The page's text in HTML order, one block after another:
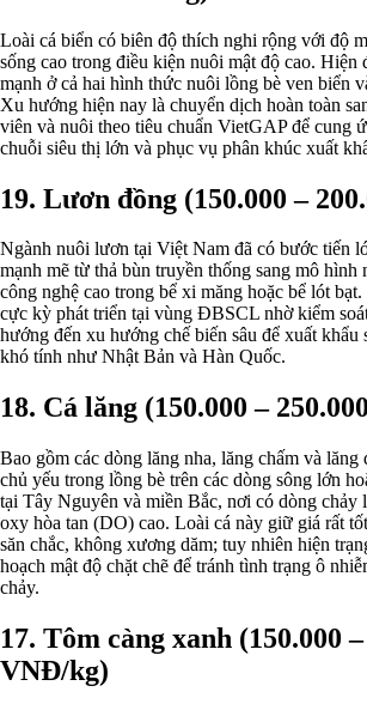
Loài cá biển có biên độ thích nghi rộng với độ
sống cao trong điều kiện nuôi mật độ cao. Hiện
mạnh ở cả hai hình thức nuôi lồng bè ven biển
Xu hướng hiện nay là chuyển dịch hoàn toàn
viên và nuôi theo tiêu chuẩn VietGAP để cung
chuỗi siêu thị lớn và phục vụ phân khúc xuất
19. Lươn đồng (150.000 –
Ngành nuôi lươn tại Việt Nam đã có bước tiến
mạnh mẽ từ thả bùn truyền thống sang mô
công nghệ cao trong bể xi măng hoặc bể lót
cực kỳ phát triển tại vùng ĐBSCL nhờ kiểm
hướng đến xu hướng chế biến sâu để xuất khẩu
khó tính như Nhật Bản và Hàn Quốc.
18. Cá lăng (150.000 –
Bao gồm các dòng lăng nha, lăng chấm và
chủ yếu trong lồng bè trên các dòng sông lớn
tại Tây Nguyên và miền Bắc, nơi có dòng chảy
oxy hòa tan (DO) cao. Loài cá này giữ giá rất
săn chắc, không xương dăm; tuy nhiên hiện
hoạch mật độ chặt chẽ để tránh tình trạng ô
chảy.
17. Tôm càng xanh (150.000
VNĐ/kg)